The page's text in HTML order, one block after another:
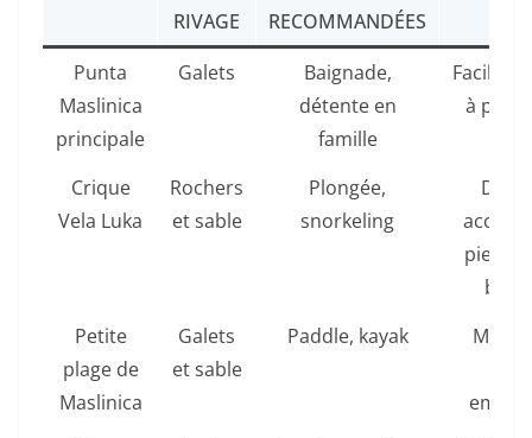
RIVAGE
RECOMMANDÉES
Punta
Maslinica
principale
Galets
Baignade,
détente en
famille
Facile,
à
Crique
Vela Luka
Rochers
et sable
Plongée,
snorkeling
pied
Petite
plage de
Maslinica
Galets
et sable
Paddle, kayak